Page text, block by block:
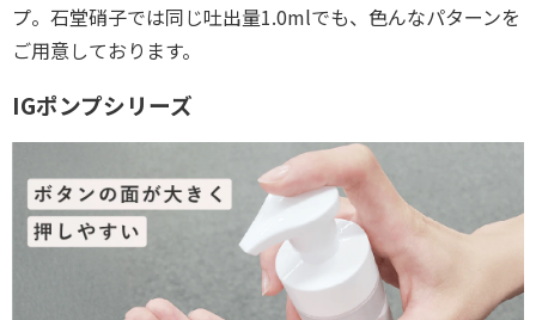
プ。石堂硝子では同じ吐出量1.0mlでも、色んなパターンを
ご用意しております。
IGポンプシリーズ